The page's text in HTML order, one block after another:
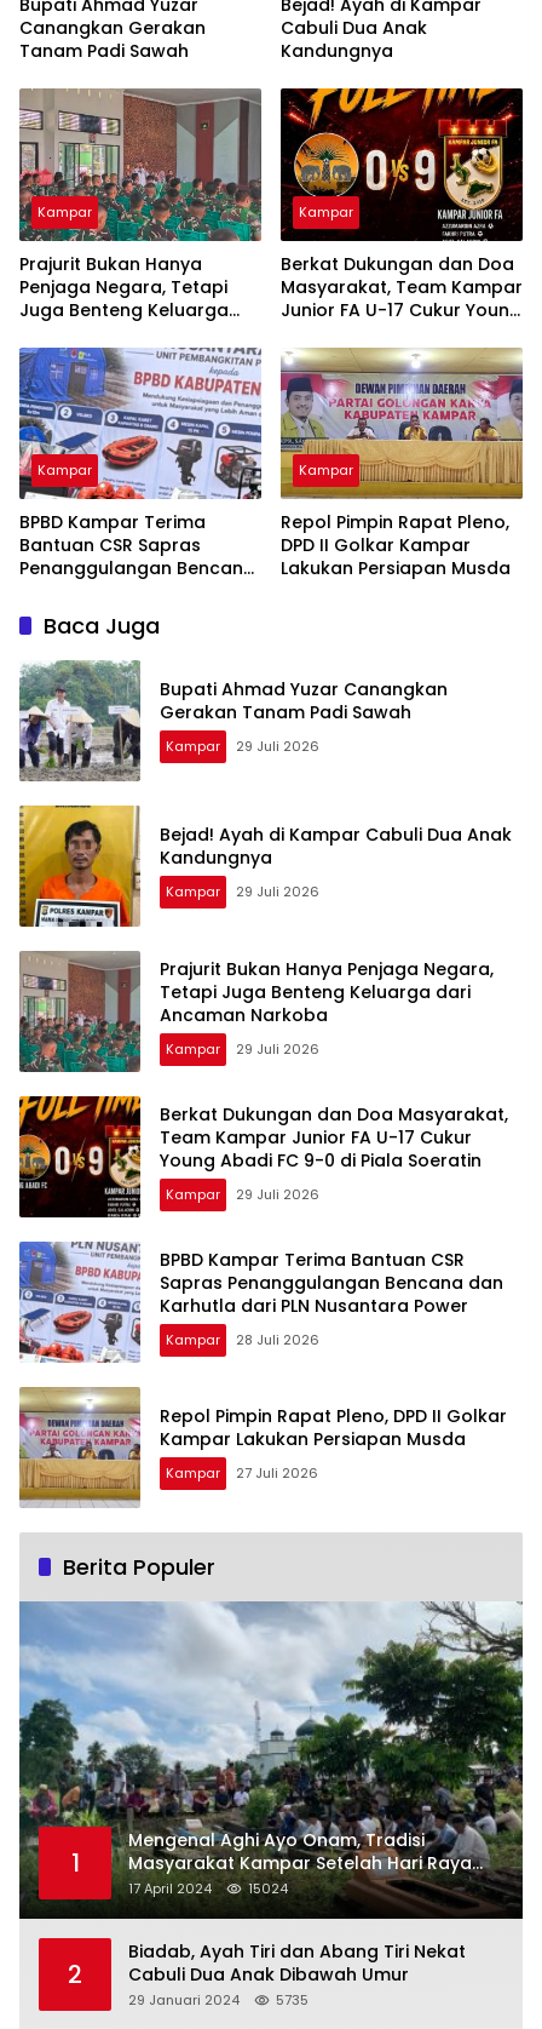
Canangkan Gerakan
Tanam Padi Sawah
Cabuli Dua Anak
Kandungnya
Kampar
Prajurit Bukan Hanya
Penjaga Negara, Tetapi
Juga Benteng Keluarga
Kampar
Berkat Dukungan dan Doa
Masyarakat, Team Kampar
Junior FA U-17 Cukur Young
Soeratin
Kampar
BPBD Kampar Terima
Bantuan CSR Sapras
Penanggulangan Bencana
Nusantara Power
Kampar
Repol Pimpin Rapat Pleno,
DPD II Golkar Kampar
Lakukan Persiapan Musda
Baca Juga
Bupati Ahmad Yuzar Canangkan
Gerakan Tanam Padi Sawah
Kampar 29 Juli 2026
Bejad! Ayah di Kampar Cabuli Dua Anak
Kandungnya
Kampar 29 Juli 2026
Prajurit Bukan Hanya Penjaga Negara,
Tetapi Juga Benteng Keluarga dari
Ancaman Narkoba
Kampar 29 Juli 2026
Berkat Dukungan dan Doa Masyarakat,
Team Kampar Junior FA U-17 Cukur
Young Abadi FC 9-0 di Piala Soeratin
Kampar 29 Juli 2026
BPBD Kampar Terima Bantuan CSR
Sapras Penanggulangan Bencana dan
Karhutla dari PLN Nusantara Power
Kampar 28 Juli 2026
Repol Pimpin Rapat Pleno, DPD II Golkar
Kampar Lakukan Persiapan Musda
Kampar 27 Juli 2026
Berita Populer
1
Mengenal Aghi Ayo Onam, Tradisi
Masyarakat Kampar Setelah Hari Raya
Idul Fitri
17 April 2024 15024
2
Biadab, Ayah Tiri dan Abang Tiri Nekat
Cabuli Dua Anak Dibawah Umur
29 Januari 2024 5735